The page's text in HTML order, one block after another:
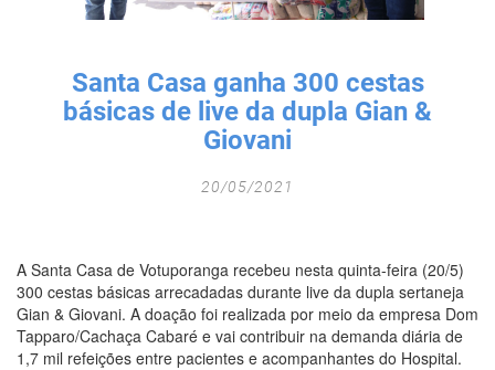
TODOS OS CAMPOS SÃO OBRIGATÓRIOS.
Santa Casa ganha 300 cestas
básicas de live da dupla Gian &
Giovani
20/05/2021
A Santa Casa de Votuporanga recebeu nesta quinta-feira (20/5)
300 cestas básicas arrecadadas durante live da dupla sertaneja
Gian & Giovani. A doação foi realizada por meio da empresa Dom
Tapparo/Cachaça Cabaré e vai contribuir na demanda diária de
1,7 mil refeições entre pacientes e acompanhantes do Hospital.